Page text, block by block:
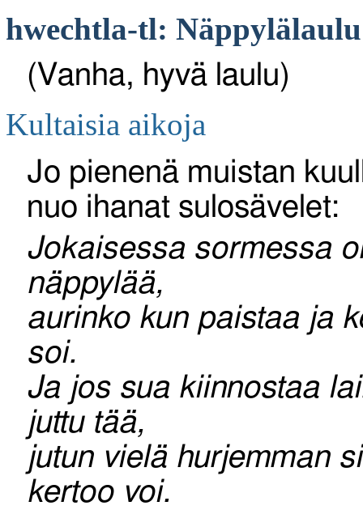
hwechtla-tl: Näppylälaulu
(Vanha, hyvä laulu)
Kultaisia aikoja
Jo pienenä muistan
nuo ihanat sulosävelet:
Jokaisessa sormessa
näppylää,
aurinko kun paistaa ja
soi.
Ja jos sua kiinnostaa
juttu tää,
jutun vielä hurjemman
kertoo voi.